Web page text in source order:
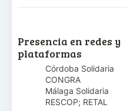
Presencia en redes y
plataformas
Córdoba Solidaria
CONGRA
Málaga Solidaria
RESCOP; RETAL